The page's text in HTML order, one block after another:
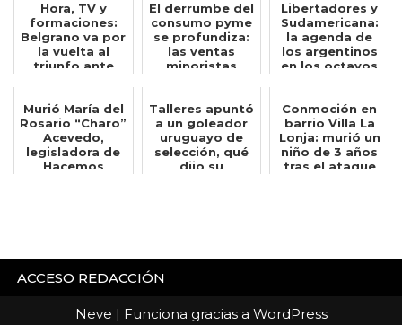
Hora, TV y
formaciones:
Belgrano va por
la vuelta al
triunfo ante
El derrumbe del
consumo pyme
se profundiza:
las ventas
minoristas
Libertadores y
Sudamericana:
la agenda de
los argentinos
en los octavos
Murió María del
Rosario “Charo”
Acevedo,
legisladora de
Hacemos
Talleres apuntó
a un goleador
uruguayo de
selección, qué
dijo su
Conmoción en
barrio Villa La
Lonja: murió un
niño de 3 años
tras el ataque
ACCESO REDACCIÓN
Neve | Funciona gracias a WordPress